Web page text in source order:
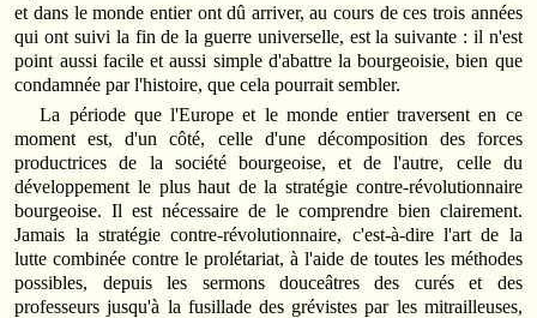
et dans le monde entier ont dû arriver, au cours de ces trois années
qui ont suivi la fin de la guerre universelle, est la suivante : il n'est
point aussi facile et aussi simple d'abattre la bourgeoisie, bien que
condamnée par l'histoire, que cela pourrait sembler.
La période que l'Europe et le monde entier traversent en ce
moment est, d'un côté, celle d'une décomposition des forces
productrices de la société bourgeoise, et de l'autre, celle du
développement le plus haut de la stratégie contre-révolutionnaire
bourgeoise. Il est nécessaire de le comprendre bien clairement.
Jamais la stratégie contre-révolutionnaire, c'est-à-dire l'art de la
lutte combinée contre le prolétariat, à l'aide de toutes les méthodes
possibles, depuis les sermons douceâtres des curés et des
professeurs jusqu'à la fusillade des grévistes par les mitrailleuses,